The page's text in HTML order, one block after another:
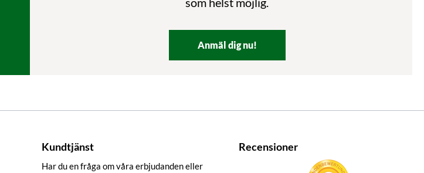
Anmäl dig nu!
Kundtjänst
Har du en fråga om våra erbjudanden eller
Recensioner